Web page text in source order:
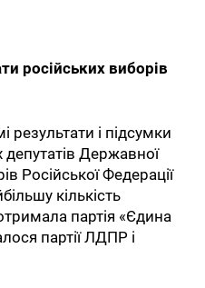
російських виборів
результати і підсумки
Державної
Російської Федерації
кількість
партія «Єдина
партії ЛДПР і